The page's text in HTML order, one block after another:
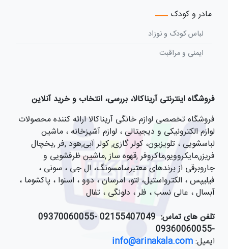
فروشگاه اینترنتی آریناکالا، بررسی، انتخاب و خرید آنلاین
فروشگاه تخصصی لوازم خانگی آریناکالا ارائه کننده محصولات
لوازم الکترونیکی و دیجیتالی ، لوازم آشپزخانه ، ماشین
لباسشویی ، تلویزیون، کولر گازی, کولر آبی,هود ,فر ,یخچال
فریزر,مایکروویو,ماکروفر ,قهوه ساز ,ماشین ظرفشویی و
جاروبرقی از برندهای معتبرسامسونگ، ال جی ، سونی ،
فیلیپس ، الکترواستیل، لتو، امرسان ، دوو ، اسنوا ، پاکشوما ،
آبسال ، عالی نسب ، فلر ، دلونگی ، تفال
تلفن های تماس:
021
55407049 -09370060055
-09360060055
ایمیل:info@arinakala.com
مادر و کودک
لباس کودک و نوزاد
ایمنی و مراقبت